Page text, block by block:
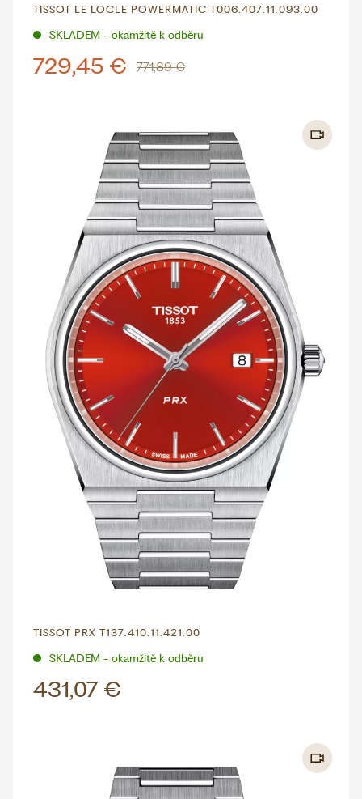
TISSOT LE LOCLE POWERMATIC T006.407.11.093.00
SKLADEM - okamžitě k odběru
729,45 € 771,89 €
TISSOT PRX T137.410.11.421.00
SKLADEM - okamžitě k odběru
431,07 €